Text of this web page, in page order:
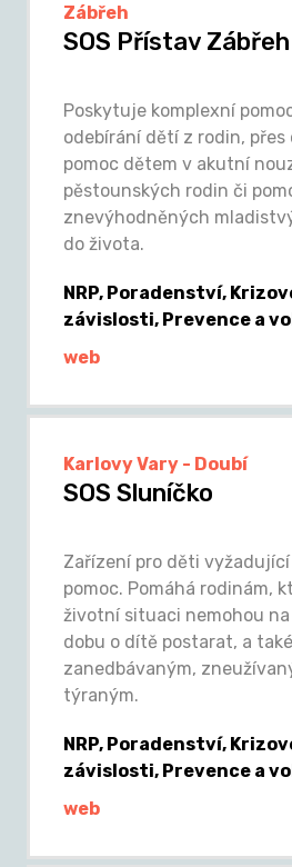
Zábřeh
SOS Přístav Zábřeh
Poskytuje komplexní
odebírání dětí z rodin, přes
pomoc dětem v akutní
pěstounských rodin či
znevýhodněných
do života.
NRP, Poradenství,
závislosti, Prevence a
web
Karlovy Vary - Doubí
SOS Sluníčko
Zařízení pro děti
pomoc. Pomáhá rodinám,
životní situaci nemohou
dobu o dítě postarat, a
zanedbávaným,
týraným.
NRP, Poradenství,
závislosti, Prevence a
web